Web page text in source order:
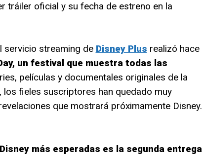
tráiler oficial y su fecha de estreno en la
servicio streaming de Disney Plus realizó hace
un festival que muestra todas las
películas y documentales originales de la
fieles suscriptores han quedado muy
que mostrará próximamente Disney.
más esperadas es la segunda entrega